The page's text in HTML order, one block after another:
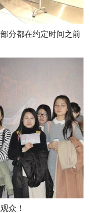
分都在约定时间之前
众！